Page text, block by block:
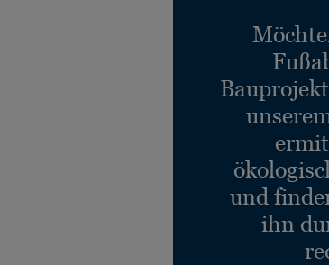
und
ihn